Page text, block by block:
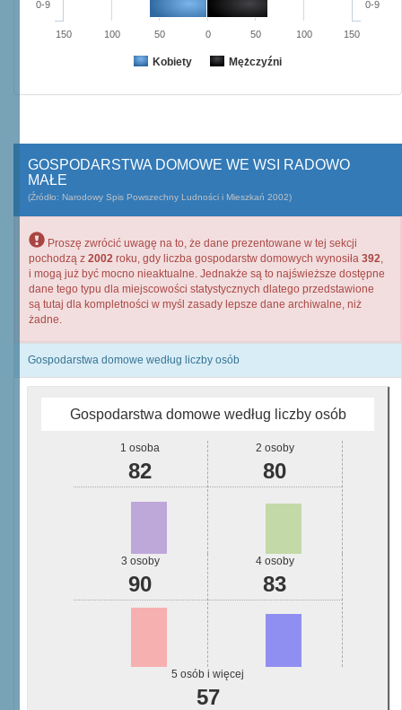
Kobiety Mężczyźni
0-9 0-9
150 100 50 0 50 100 150
GOSPODARSTWA DOMOWE WE WSI RADOWO
MAŁE
(Źródło: Narodowy Spis Powszechny Ludności i Mieszkań 2002)
Proszę zwrócić uwagę na to, że dane prezentowane w tej sekcji
pochodzą z 2002 roku, gdy liczba gospodarstw domowych wynosiła 392,
i mogą już być mocno nieaktualne. Jednakże są to najświeższe dostępne
dane tego typu dla miejscowości statystycznych dlatego przedstawione
są tutaj dla kompletności w myśl zasady lepsze dane archiwalne, niż
żadne.
Gospodarstwa domowe według liczby osób
Gospodarstwa domowe według liczby osób
1 osoba
82
2 osoby
80
3 osoby
90
4 osoby
83
5 osób i więcej
57